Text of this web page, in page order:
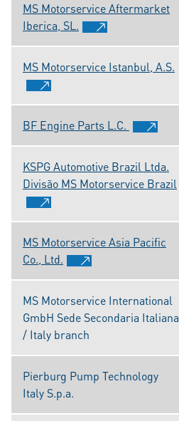
MS Motorservice Aftermarket
Iberica, SL.
MS Motorservice Istanbul, A.S.
BF Engine Parts L.C.
KSPG Automotive Brazil Ltda.
Divisão MS Motorservice Brazil
MS Motorservice Asia Pacific
Co., Ltd.
MS Motorservice International
GmbH Sede Secondaria Italiana
/ Italy branch
Pierburg Pump Technology
Italy S.p.a.